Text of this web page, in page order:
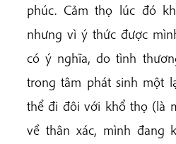
phúc. Cảm thọ lúc đó
nhưng vì ý thức được
có ý nghĩa, do tình
trong tâm phát sinh một
thể đi đôi với khổ thọ (là
về thân xác, mình đang